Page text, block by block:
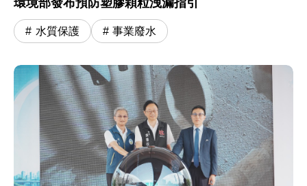
水質保護 事業廢水